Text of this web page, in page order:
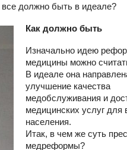
все должно быть в идеале?
Как должно быть
Изначально идею
медицины можно
В идеале она
улучшение качества
медобслуживания и
медицинских услуг для
населения.
Итак, в чем же суть
медреформы?